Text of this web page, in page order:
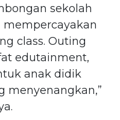
sekolah
class. Outing
edutainment,
anak didik
menyenangkan,”